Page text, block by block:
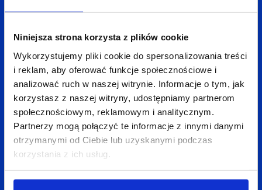
Niniejsza strona korzysta z plików cookie
Wykorzystujemy pliki cookie do spersonalizowania treści
i reklam, aby oferować funkcje społecznościowe i
analizować ruch w naszej witrynie. Informacje o tym, jak
korzystasz z naszej witryny, udostępniamy partnerom
społecznościowym, reklamowym i analitycznym.
Partnerzy mogą połączyć te informacje z innymi danymi
otrzymanymi od Ciebie lub uzyskanymi podczas
korzystania z ich usług.
Zobacztakże: